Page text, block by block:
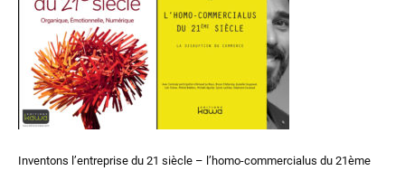
Inventons l’entreprise du 21 siècle – l’homo-commercialus du 21ème